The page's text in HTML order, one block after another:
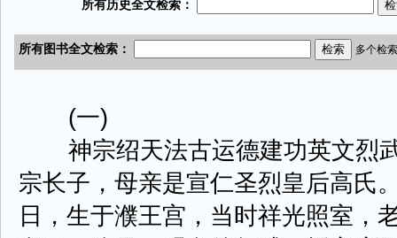
(一)
神宗绍天法古运德建功英文烈
宗长子，母亲是宣仁圣烈皇后高氏
日，生于濮王宫，当时祥光照室，